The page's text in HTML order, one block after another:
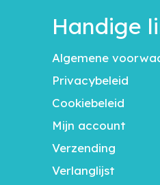
Handige
Algemene
Privacybeleid
Cookiebeleid
Mijn account
Verzending
Verlanglijst